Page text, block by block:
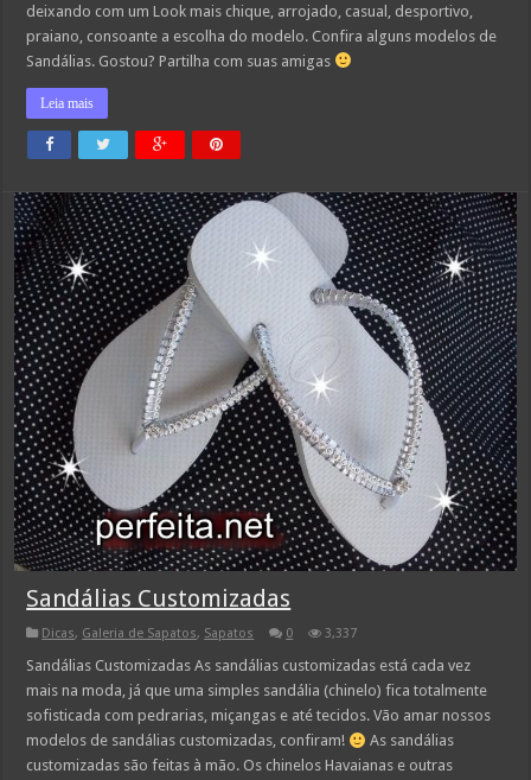
deixando com um Look mais chique, arrojado, casual, desportivo,
praiano, consoante a escolha do modelo. Confira alguns modelos de
Sandálias. Gostou? Partilha com suas amigas
Leia mais
Sandálias Customizadas
Dicas, Galeria de Sapatos, Sapatos 0 3,337
Sandálias Customizadas As sandálias customizadas está cada vez
mais na moda, já que uma simples sandália (chinelo) fica totalmente
sofisticada com pedrarias, miçangas e até tecidos. Vão amar nossos
modelos de sandálias customizadas, confiram!
As sandálias
customizadas são feitas à mão. Os chinelos Havaianas e outras